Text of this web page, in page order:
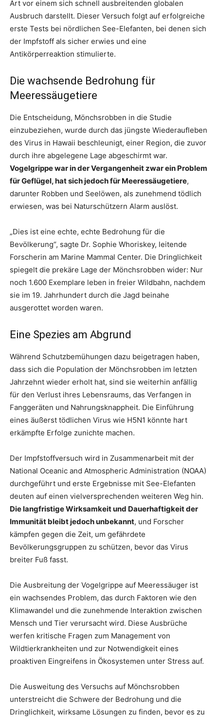
Art vor einem sich schnell ausbreitenden globalen
Ausbruch darstellt. Dieser Versuch folgt auf erfolgreiche
erste Tests bei nördlichen See-Elefanten, bei denen sich
der Impfstoff als sicher erwies und eine
Antikörperreaktion stimulierte.
Die wachsende Bedrohung für
Meeressäugetiere
Die Entscheidung, Mönchsrobben in die Studie
einzubeziehen, wurde durch das jüngste Wiederaufleben
des Virus in Hawaii beschleunigt, einer Region, die zuvor
durch ihre abgelegene Lage abgeschirmt war.
Vogelgrippe war in der Vergangenheit zwar ein Problem
für Geflügel, hat sich jedoch für Meeressäugetiere,
darunter Robben und Seelöwen, als zunehmend tödlich
erwiesen, was bei Naturschützern Alarm auslöst.
„Dies ist eine echte, echte Bedrohung für die
Bevölkerung“, sagte Dr. Sophie Whoriskey, leitende
Forscherin am Marine Mammal Center. Die Dringlichkeit
spiegelt die prekäre Lage der Mönchsrobben wider: Nur
noch 1.600 Exemplare leben in freier Wildbahn, nachdem
sie im 19. Jahrhundert durch die Jagd beinahe
ausgerottet worden waren.
Eine Spezies am Abgrund
Während Schutzbemühungen dazu beigetragen haben,
dass sich die Population der Mönchsrobben im letzten
Jahrzehnt wieder erholt hat, sind sie weiterhin anfällig
für den Verlust ihres Lebensraums, das Verfangen in
Fanggeräten und Nahrungsknappheit. Die Einführung
eines äußerst tödlichen Virus wie H5N1 könnte hart
erkämpfte Erfolge zunichte machen.
Der Impfstoffversuch wird in Zusammenarbeit mit der
National Oceanic and Atmospheric Administration (NOAA)
durchgeführt und erste Ergebnisse mit See-Elefanten
deuten auf einen vielversprechenden weiteren Weg hin.
Die langfristige Wirksamkeit und Dauerhaftigkeit der
Immunität bleibt jedoch unbekannt, und Forscher
kämpfen gegen die Zeit, um gefährdete
Bevölkerungsgruppen zu schützen, bevor das Virus
breiter Fuß fasst.
Die Ausbreitung der Vogelgrippe auf Meeressäuger ist
ein wachsendes Problem, das durch Faktoren wie den
Klimawandel und die zunehmende Interaktion zwischen
Mensch und Tier verursacht wird. Diese Ausbrüche
werfen kritische Fragen zum Management von
Wildtierkrankheiten und zur Notwendigkeit eines
proaktiven Eingreifens in Ökosystemen unter Stress auf.
Die Ausweitung des Versuchs auf Mönchsrobben
unterstreicht die Schwere der Bedrohung und die
Dringlichkeit, wirksame Lösungen zu finden, bevor es zu